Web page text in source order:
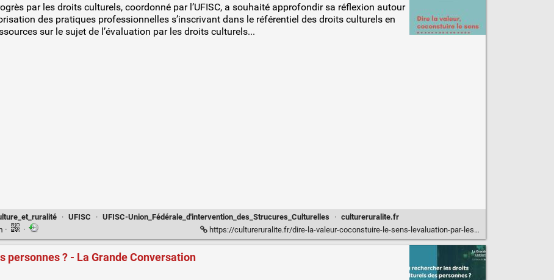
par les droits culturels, coordonné par l’UFISC, a souhaité approfondir sa réflexion autour
des pratiques professionnelles s’inscrivant dans le référentiel des droits culturels en
sur le sujet de l’évaluation ​par les droits culturels...
· UFISC · UFISC-Union_Fédérale_d'intervention_des_Strucures_Culturelles · cultureruralite.fr
· · https://cultureruralite.fr/dire-la-valeur-coconstuire-le-sens-levaluation-par-les-droits-culturels/
? - La Grande Conversation